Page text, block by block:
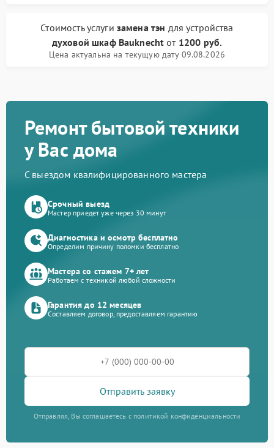
Стоимость услуги замена тэн для устройства
духовой шкаф Bauknecht от 1200 руб.
Цена актуальна на текущую дату 09.08.2026
Ремонт бытовой техники
у Вас дома
С выездом квалифицированного мастера
Срочный выезд
Мастер приедет уже через 30 минут
Диагностика и осмотр бесплатно
Определим причину поломки бесплатно
Мастера со стажем 7+ лет
Работаем с техникой любой сложности
Гарантия до 12 месяцев
Составляем договор, предоставляем гарантию
Отправить заявку
Отправляя, Вы соглашаетесь с политикой конфиденциальности